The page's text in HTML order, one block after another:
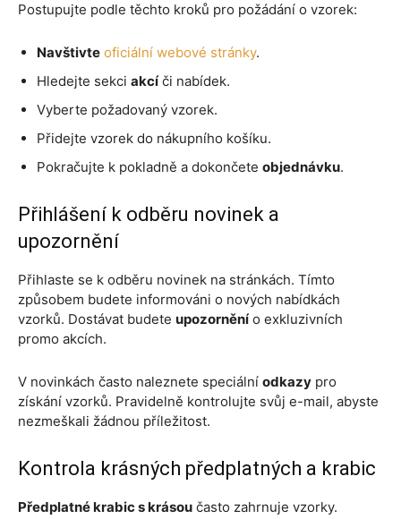
Postupujte podle těchto kroků pro požádání o vzorek:
Navštivte oficiální webové stránky.
Hledejte sekci akcíči nabídek.
Vyberte požadovaný vzorek.
Přidejte vzorek do nákupního košíku.
Pokračujte k pokladně a dokončete objednávku.
Přihlášení k odběru novinek a
upozornění
Přihlaste se k odběru novinek na stránkách. Tímto
způsobem budete informováni o nových nabídkách
vzorků. Dostávat budete upozorněnío exkluzivních
promo akcích.
V novinkách často naleznete speciální odkazy pro
získání vzorků. Pravidelně kontrolujte svůj e-mail, abyste
nezmeškali žádnou příležitost.
Kontrola krásných předplatných a krabic
Předplatné krabic s krásou často zahrnuje vzorky.